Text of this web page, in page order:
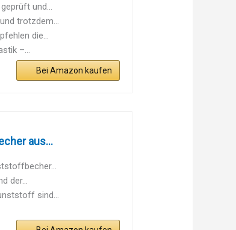
und...
trotzdem...
die...
–...
Bei Amazon kaufen
aus...
der...
sind...